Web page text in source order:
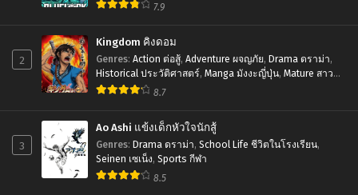
game
Chishiki
Musou
Suru
7.9
2
Kingdom คิงดอม
Genres: Action ต่อสู้, Adventure ผจญภัย, Drama ดราม่า,
Historical ประวัติศาสตร์, Manga มังงะญี่ปุ่น, Mature สาว
ใหญ่,Seinen เซเน็ง
8.7
3
Ao Ashi แข้งเด็กหัวใจนักสู้
Genres: Drama ดราม่า, School Life ชีวิตในโรงเรียน,
Seinen เซเน็ง, Sports กีฬา
8.5